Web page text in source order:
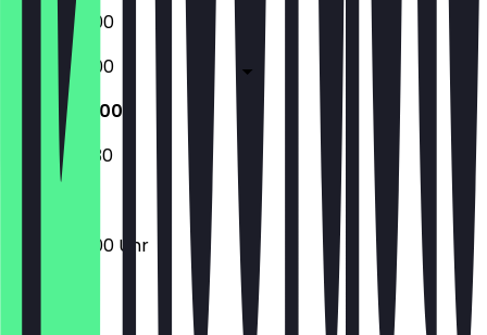
06:30 - 18:00
06:30 - 18:00
06:30 - 17:00
07:30 - 10:30
06:30 - 17:00 Uhr